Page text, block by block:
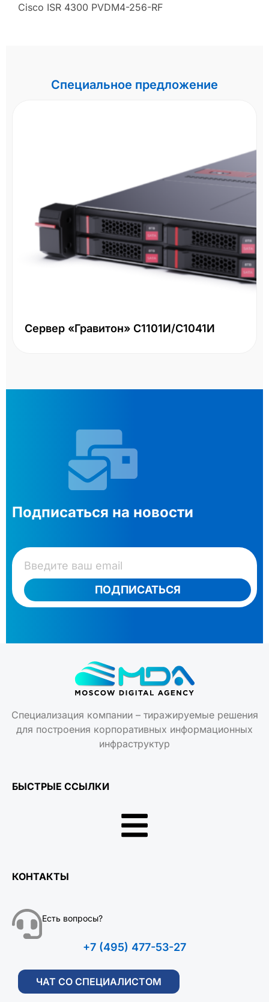
Cisco ISR 4300 PVDM4-256-RF
Специальное предложение
Сервер «Гравитон» С1101И/С1041И
Подписаться на новости
ПОДПИСАТЬСЯ
Специализация компании – тиражируемые решения
для построения корпоративных информационных
инфраструктур
БЫСТРЫЕ ССЫЛКИ
КОНТАКТЫ
Есть вопросы?
+7 (495) 477-53-27
ЧАТ СО СПЕЦИАЛИСТОМ